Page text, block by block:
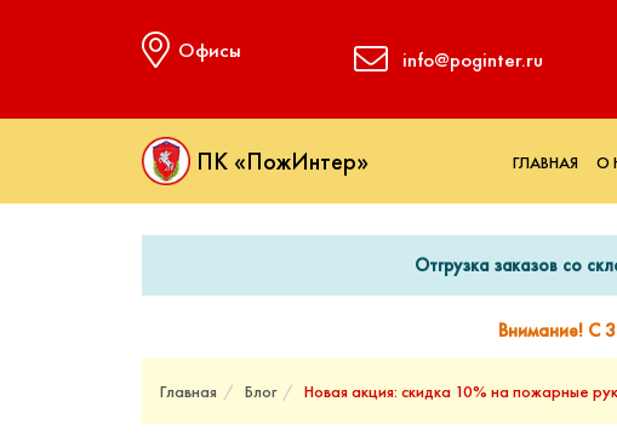
Офисы info@poginter.ru
ПК «ПожИнтер» ГЛАВНАЯ О
Отгрузка заказов со
Внимание! С
Главная Блог Новая акция: скидка 10% на пожарные